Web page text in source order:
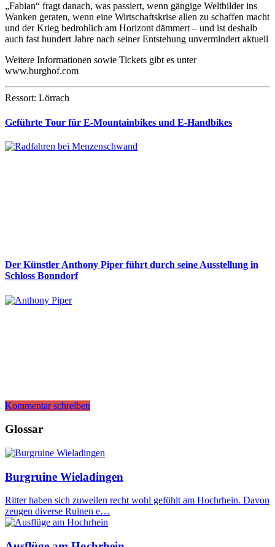
„Fabian“ fragt danach, was passiert, wenn gängige Weltbilder ins
Wanken geraten, wenn eine Wirtschaftskrise allen zu schaffen macht
und der Krieg bedrohlich am Horizont dämmert – und ist deshalb
auch fast hundert Jahre nach seiner Entstehung unvermindert aktuell
Weitere Informationen sowie Tickets gibt es unter
www.burghof.com
Ressort: Lörrach
Geführte Tour für E-Mountainbikes und E-Handbikes
Der Künstler Anthony Piper führt durch seine Ausstellung in
Schloss Bonndorf
Kommentar schreiben
Glossar
Burgruine Wieladingen
Ritter haben sich zuweilen recht wohl gefühlt am Hochrhein. Davon
zeugen diverse Ruinen e…